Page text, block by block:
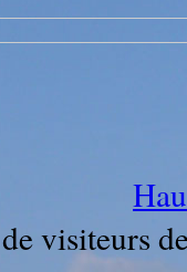
visiteurs